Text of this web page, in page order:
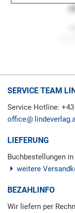
SERVICE TEAM
Service Hotline:
office
LIEFERUNG
Buchbestellungen
weitere
BEZAHLINFO
Wir liefern per